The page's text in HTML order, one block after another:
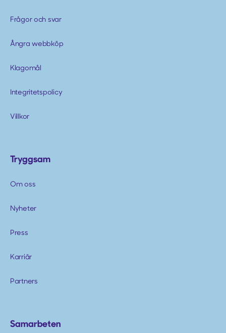
Frågor och svar
Ångra webbköp
Klagomål
Integritetspolicy
Villkor
Tryggsam
Om oss
Nyheter
Press
Karriär
Partners
Samarbeten